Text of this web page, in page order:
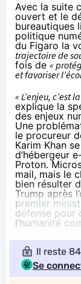
Avec la suite
ouvert et le
bureautiques
politique
du Figaro la
trajectoire de
fois de «
et favoriser
« L’enjeu, c’est
explique la
des enjeux
Une
le procureur
Karim Khan
d’hébergeur
Proton.
mail, mais le
bien résulter
Trump après
premier
défense pour
l’humanité
Il reste
Se